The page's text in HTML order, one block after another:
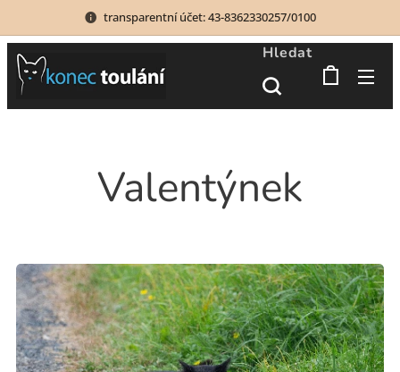
transparentní účet: 43-8362330257/0100
Hledat
Valentýnek